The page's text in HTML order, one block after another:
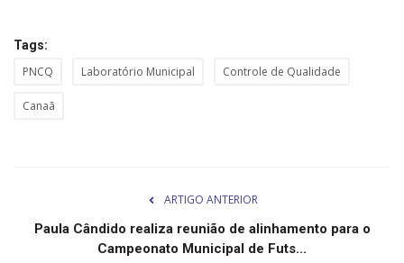
Brasil
Minas Gerais
Tags:
PNCQ Laboratório Municipal Controle de Qualidade
Canaã
ARTIGO ANTERIOR
Paula Cândido realiza reunião de alinhamento para o
Campeonato Municipal de Futs...